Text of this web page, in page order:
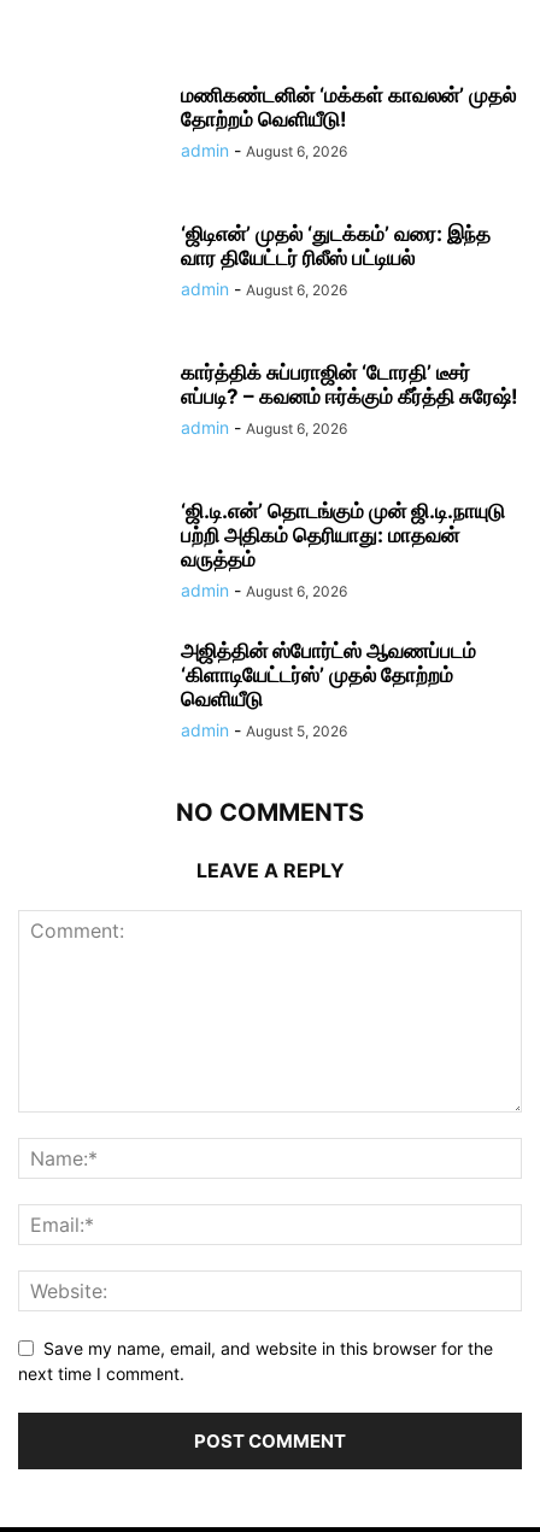
மணிகண்டனின் ‘மக்கள் காவலன்’ முதல்
தோற்றம் வெளியீடு!
admin - August 6, 2026
‘ஜிடிஎன்’ முதல் ‘துடக்கம்’ வரை: இந்த
வார தியேட்டர் ரிலீஸ் பட்டியல்
admin - August 6, 2026
கார்த்திக் சுப்பராஜின் ‘டோரதி’ டீசர்
எப்படி? – கவனம் ஈர்க்கும் கீர்த்தி சுரேஷ்!
admin - August 6, 2026
‘ஜி.டி.என்’ தொடங்கும் முன் ஜி.டி.நாயுடு
பற்றி அதிகம் தெரியாது: மாதவன்
வருத்தம்
admin - August 6, 2026
அஜித்தின் ஸ்போர்ட்ஸ் ஆவணப்படம்
‘கிளாடியேட்டர்ஸ்’ முதல் தோற்றம்
வெளியீடு
admin - August 5, 2026
NO COMMENTS
LEAVE A REPLY
Save my name, email, and website in this browser for the
next time I comment.